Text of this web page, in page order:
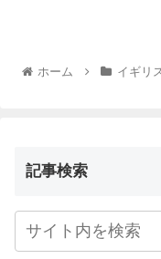
ホーム イギリ
記事検索